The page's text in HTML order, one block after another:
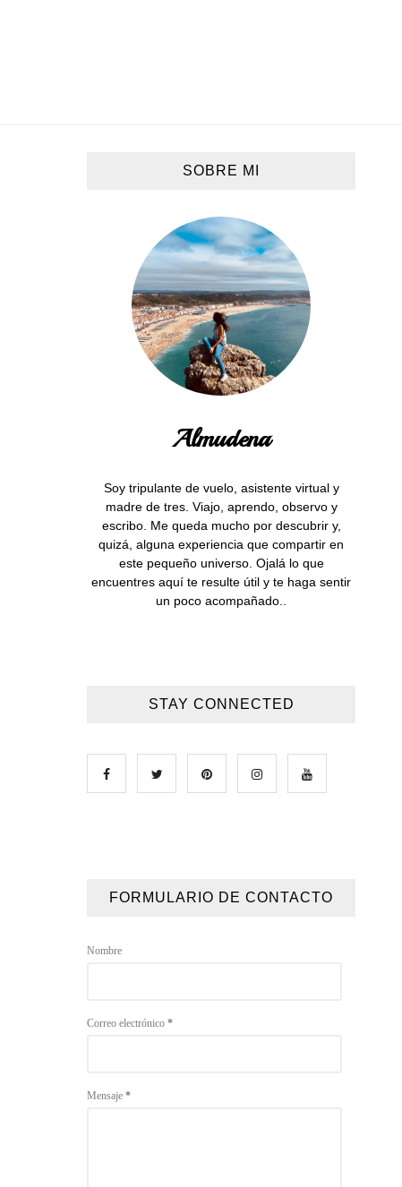
SOBRE MI
Almudena
Soy tripulante de vuelo, asistente virtual y
madre de tres. Viajo, aprendo, observo y
escribo. Me queda mucho por descubrir y,
quizá, alguna experiencia que compartir en
este pequeño universo. Ojalá lo que
encuentres aquí te resulte útil y te haga sentir
un poco acompañado..
STAY CONNECTED
FORMULARIO DE CONTACTO
Nombre
Correo electrónico *
Mensaje *